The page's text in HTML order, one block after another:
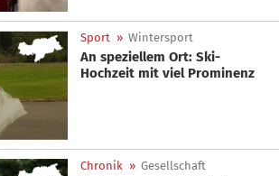
Sport » Wintersport
An speziellem Ort: Ski-
Hochzeit mit viel Prominenz
Chronik » Gesellschaft